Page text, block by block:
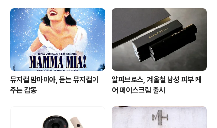
뮤지컬 맘마미아, 듣는 뮤지컬이
주는 감동
알파브로스, 겨울철 남성 피부 케
어 페이스크림 출시